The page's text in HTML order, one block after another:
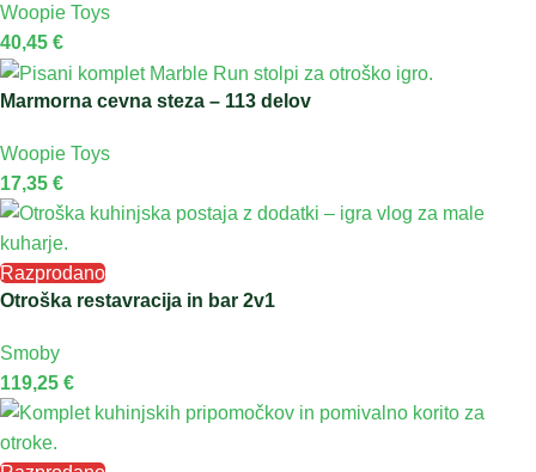
Woopie Toys
40,45 €
Marmorna cevna steza – 113 delov
Woopie Toys
17,35 €
Razprodano
Otroška restavracija in bar 2v1
Smoby
119,25 €